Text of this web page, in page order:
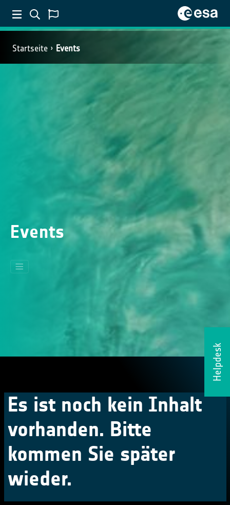
Startseite Events
Helpdesk
Events
Es ist noch kein Inhalt
vorhanden. Bitte
kommen Sie später
wieder.